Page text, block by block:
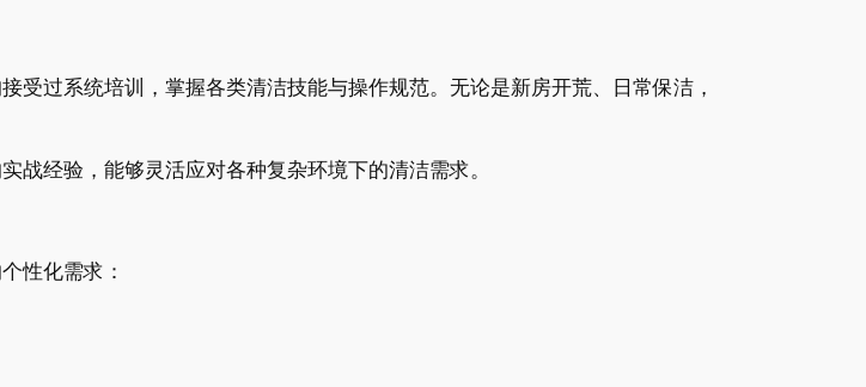
受过系统培训，掌握各类清洁技能与操作规范。无论是新房开荒、日常保洁，
战经验，能够灵活应对各种复杂环境下的清洁需求。
性化需求：